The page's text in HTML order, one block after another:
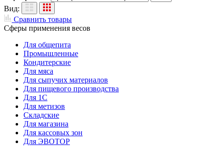
Вид:
Сравнить товары
Сферы применения весов
Для общепита
Промышленные
Кондитерские
Для мяса
Для сыпучих материалов
Для пищевого производства
Для 1С
Для метизов
Складские
Для магазина
Для кассовых зон
Для ЭВОТОР